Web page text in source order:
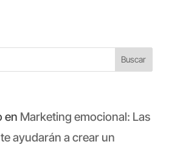
en Marketing emocional: Las
ayudarán a crear un